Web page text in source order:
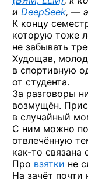
и DeepSeek, —
К концу
которую тоже
не забывать
Худощав,
в спортивную
от студента.
За разговоры
возмущён.
в случайный
С ним можно
отвлечённую
как-то связана
Про взятки не
На зачёт почти